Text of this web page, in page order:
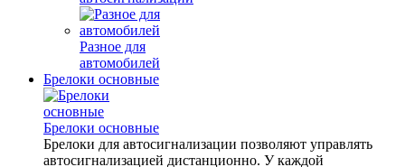
Разное для
автомобилей
Брелоки основные
Брелоки основные
Брелоки для автосигнализации позволяют управлять
автосигнализацией дистанционно. У каждой